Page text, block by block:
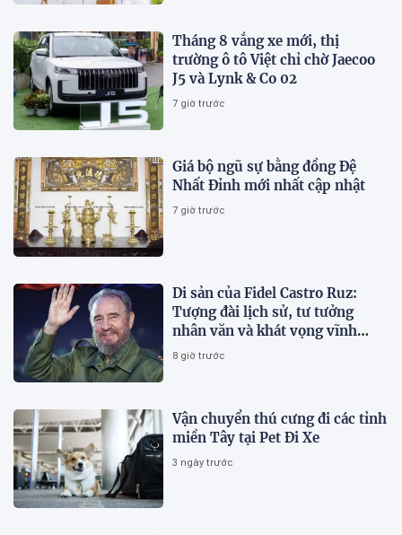
Tháng 8 vắng xe mới, thị
trường ô tô Việt chỉ chờ Jaecoo
J5 và Lynk & Co 02
7 giờ trước
Giá bộ ngũ sự bằng đồng Đệ
Nhất Đỉnh mới nhất cập nhật
7 giờ trước
Di sản của Fidel Castro Ruz:
Tượng đài lịch sử, tư tưởng
nhân văn và khát vọng vĩnh
hằng
8 giờ trước
Vận chuyển thú cưng đi các tỉnh
miền Tây tại Pet Đi Xe
3 ngày trước